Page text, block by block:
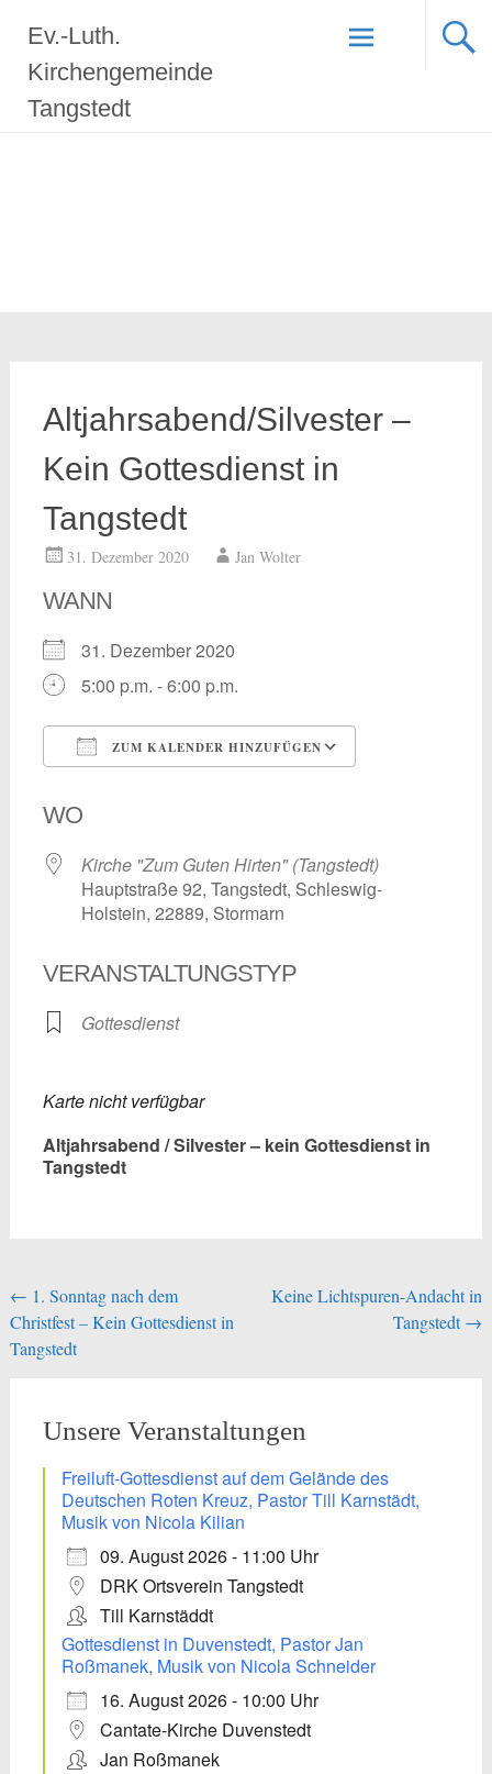
Inhalt
springen
Ev.-Luth.
Kirchengemeinde
Tangstedt
Altjahrsabend/Silvester –
Kein Gottesdienst in
Tangstedt
31. Dezember 2020 Jan Wolter
WANN
31. Dezember 2020
5:00 p.m. - 6:00 p.m.
ZUM KALENDER HINZUFÜGEN
WO
Kirche "Zum Guten Hirten" (Tangstedt)
Hauptstraße 92, Tangstedt, Schleswig-
Holstein, 22889, Stormarn
VERANSTALTUNGSTYP
Gottesdienst
Karte nicht verfügbar
Altjahrsabend / Silvester – kein Gottesdienst in
Tangstedt
Beitragsnavigation
← 1. Sonntag nach dem
Christfest – Kein Gottesdienst in
Tangstedt
Keine Lichtspuren-Andacht in
Tangstedt→
Unsere Veranstaltungen
Freiluft-Gottesdienst auf dem Gelände des
Deutschen Roten Kreuz, Pastor Till Karnstädt,
Musik von Nicola Kilian
09. August 2026 - 11:00 Uhr
DRK Ortsverein Tangstedt
Till Karnstäddt
Gottesdienst in Duvenstedt, Pastor Jan
Roßmanek, Musik von Nicola Schneider
16. August 2026 - 10:00 Uhr
Cantate-Kirche Duvenstedt
Jan Roßmanek